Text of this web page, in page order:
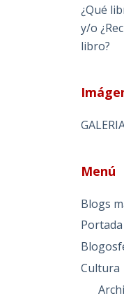
¿Qué
y/o
libro?
Menú
Blogs
Cultura